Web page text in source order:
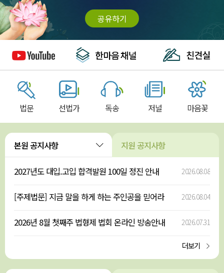
공유하기
법문 선법가 독송 저널 마음꽃
본원 공지사항 지원 공지사항
2027년도 대입.고입 합격발원 100일 정진 안내 2026.08.08
[주제법문] 지금 말을 하게 하는 주인공을 믿어라
_222 - 영상 업로드
2026.08.04
2026년 8월 첫째주 법형제 법회 온라인 방송안내 2026.07.31
더보기